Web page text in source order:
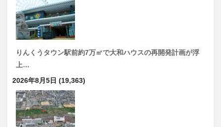
りんくうタウン駅前約7万㎡で大和ハウスの再開発計画が浮
上…
2026年8月5日 (19,363)